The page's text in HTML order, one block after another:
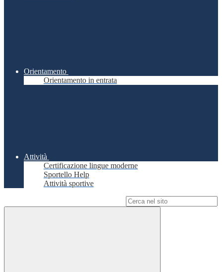
Orientamento
Orientamento in entrata
Attività
Certificazione lingue moderne
Sportello Help
Attività sportive